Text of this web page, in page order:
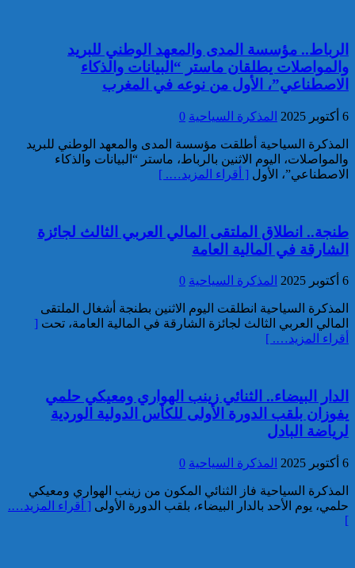
خلية داعشية بتطوان
تركيا:القضاء يأمر بحبس رئيس
بلدية إسطنبول على ذمة التحقيق
الإفريقي ل”داعش”: ضبط عبوة
بضواحي الرباط
إحباط مخطط إرهابي بالغ
الخطورة كان يستهدف المغرب
بتكليف وتحريض مباشر من قيادي
بارز في تنظيم “داعش” بمنطقة
الساحل الإفريقي
الرباط.. مؤسسة المدى والمعهد الوطني للبريد
والمواصلات يطلقان ماستر “البيانات والذكاء
الاصطناعي”، الأول من نوعه في المغرب
6 أكتوبر 2025 المذكرة السياحية 0
المذكرة السياحية أطلقت مؤسسة المدى والمعهد الوطني للبريد
والمواصلات، اليوم الاثنين بالرباط، ماستر “البيانات والذكاء
الاصطناعي”، الأول [ أقراء المزيد…. ]
طنجة.. انطلاق الملتقى المالي العربي الثالث لجائزة
الشارقة في المالية العامة
6 أكتوبر 2025 المذكرة السياحية 0
المذكرة السياحية انطلقت اليوم الاثنين بطنجة أشغال الملتقى
المالي العربي الثالث لجائزة الشارقة في المالية العامة، تحت [
أقراء المزيد…. ]
الدار البيضاء.. الثنائي زينب الهواري ومعيكي حلمي
يفوزان بلقب الدورة الأولى للكأس الدولية الوردية
لرياضة البادل
6 أكتوبر 2025 المذكرة السياحية 0
المذكرة السياحية فاز الثنائي المكون من زينب الهواري ومعيكي
حلمي، يوم الأحد بالدار البيضاء، بلقب الدورة الأولى [ أقراء المزيد….
]